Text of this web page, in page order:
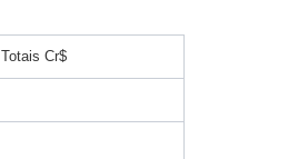
Totais Cr$